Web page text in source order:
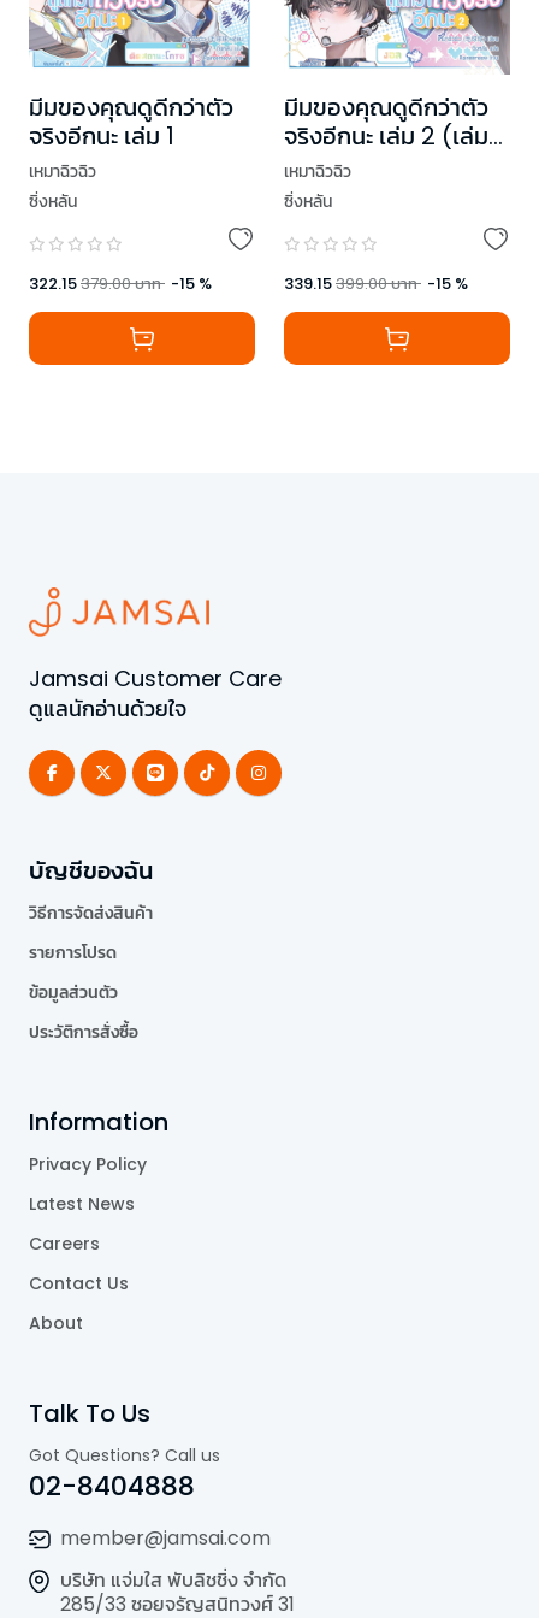
มีมของคุณดูดีกว่าตัว
จริงอีกนะ เล่ม 1
เหมาฉิวฉิว
ซิ่งหลัน
322.15379.00บาท -15 %
มีมของคุณดูดีกว่าตัว
จริงอีกนะ เล่ม 2 (เล่ม
จบ)
เหมาฉิวฉิว
ซิ่งหลัน
339.15399.00บาท -15 %
Jamsai Customer Care
ดูแลนักอ่านด้วยใจ
บัญชีของฉัน
วิธีการจัดส่งสินค้า
รายการโปรด
ข้อมูลส่วนตัว
ประวัติการสั่งซื้อ
Information
Privacy Policy
Latest News
Careers
Contact Us
About
Talk To Us
Got Questions? Call us
02-8404888
member@jamsai.com
บริษัท แจ่มใส พับลิชชิ่ง จำกัด
285/33 ซอยจรัญสนิทวงศ์ 31